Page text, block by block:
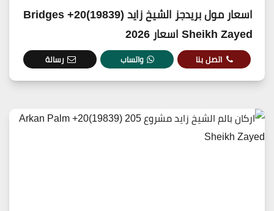
اسعار مول بريدجز الشيخ زايد (19839)20+ Bridges
Sheikh Zayed اسعار 2026
اتصل بنا واتساب رسالة